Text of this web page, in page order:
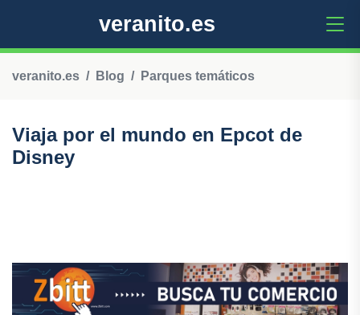
veranito.es
veranito.es Blog Parques temáticos
Viaja por el mundo en Epcot de
Disney